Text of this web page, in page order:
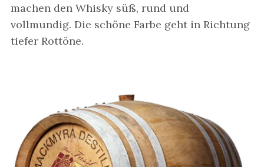
machen den Whisky süß, rund und
vollmundig. Die schöne Farbe geht in Richtung
tiefer Rottöne.